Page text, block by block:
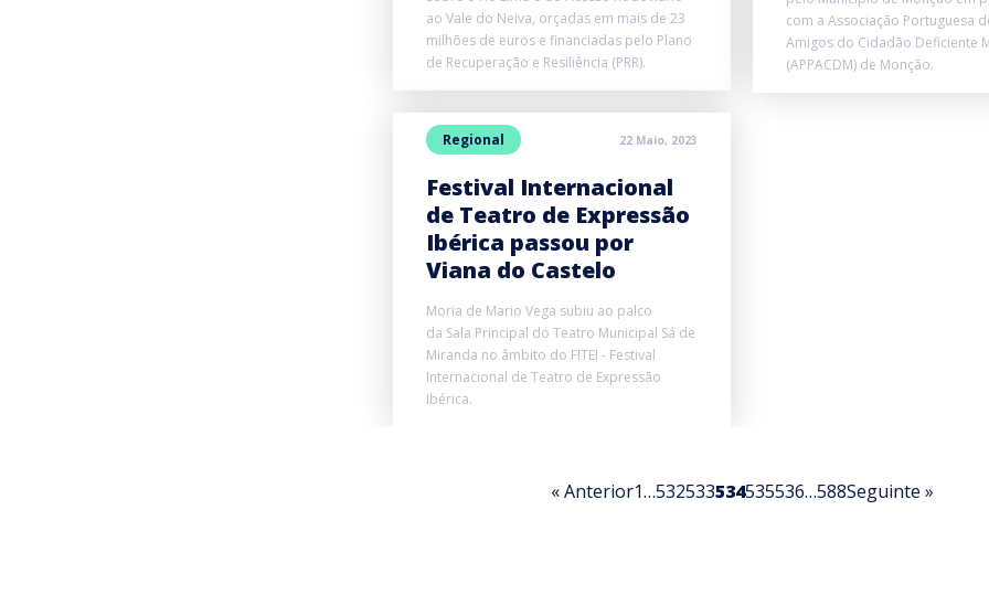
ao Vale do Neiva, orçadas em mais de 23
milhões de euros e financiadas pelo Plano
de Recuperação e Resiliência (PRR).
Regional 22 Maio, 2023
Festival Internacional
de Teatro de Expressão
Ibérica passou por
Viana do Castelo
Moria de Mario Vega subiu ao palco
da Sala Principal do Teatro Municipal Sá de
Miranda no âmbito do FITEI - Festival
Internacional de Teatro de Expressão
Ibérica.
com a Associação Portuguesa
Amigos do Cidadão Deficiente
(APPACDM) de Monção.
« Anterior1…532533534535536…588Seguinte »